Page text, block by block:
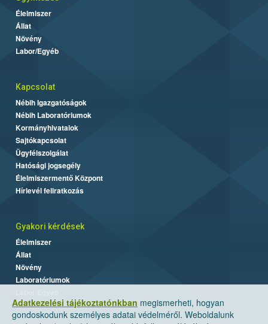
Adatkezelési tájékoztatónkban megismerheti, hogyan
gondoskodunk személyes adatai védelméről. Weboldalunk
Élelmiszer
Állat
Növény
Labor/Egyéb
Kapcsolat
Nébih Igazgatóságok
Nébih Laboratóriumok
Kormányhivatalok
Sajtókapcsolat
Ügyfélszolgálat
Hatósági jogsegély
Élelmiszermentő Központ
Hírlevél feliratkozás
Gyakori kérdések
Élelmiszer
Állat
Növény
Laboratóriumok